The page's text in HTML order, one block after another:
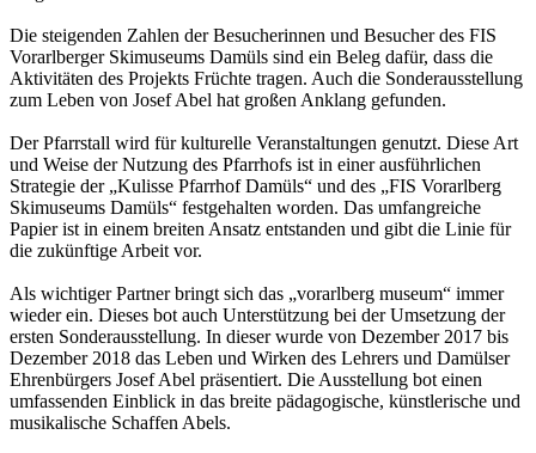
Die steigenden Zahlen der Besucherinnen und Besucher des FIS
Vorarlberger Skimuseums Damüls sind ein Beleg dafür, dass die
Aktivitäten des Projekts Früchte tragen. Auch die Sonderausstellung
zum Leben von Josef Abel hat großen Anklang gefunden.
Der Pfarrstall wird für kulturelle Veranstaltungen genutzt. Diese Art
und Weise der Nutzung des Pfarrhofs ist in einer ausführlichen
Strategie der „Kulisse Pfarrhof Damüls“ und des „FIS Vorarlberg
Skimuseums Damüls“ festgehalten worden. Das umfangreiche
Papier ist in einem breiten Ansatz entstanden und gibt die Linie für
die zukünftige Arbeit vor.
Als wichtiger Partner bringt sich das „vorarlberg museum“ immer
wieder ein. Dieses bot auch Unterstützung bei der Umsetzung der
ersten Sonderausstellung. In dieser wurde von Dezember 2017 bis
Dezember 2018 das Leben und Wirken des Lehrers und Damülser
Ehrenbürgers Josef Abel präsentiert. Die Ausstellung bot einen
umfassenden Einblick in das breite pädagogische, künstlerische und
musikalische Schaffen Abels.